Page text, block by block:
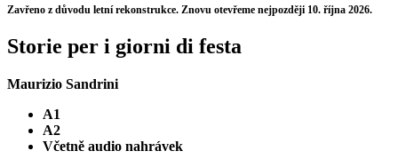
Zavřeno z důvodu letní rekonstrukce. Znovu otevřeme nejpozději 10. října 2026.
Storie per i giorni di festa
Maurizio Sandrini
A1
A2
Včetně audio nahrávek